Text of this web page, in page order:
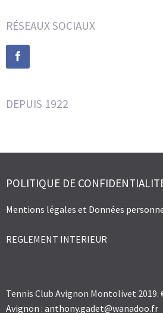
RÉSEAUX SOCIAUX
DEPUIS 1922
POLITIQUE DE
Mentions légales et Données
REGLEMENT INTERIEUR
Tennis Club Avignon Montolivet 2019.
Avignon : anthony.gadet@wanadoo.fr